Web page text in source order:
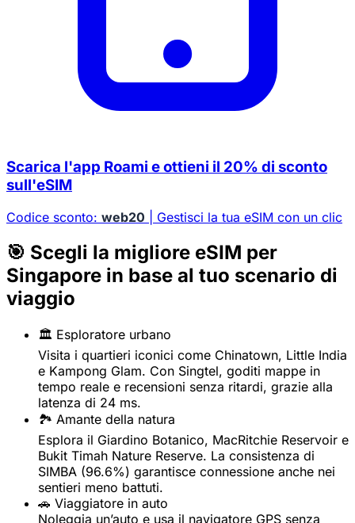
Scarica l'app Roami e ottieni il 20% di sconto
sull'eSIM
Codice sconto: web20 | Gestisci la tua eSIM con un clic
🎯 Scegli la migliore eSIM per
Singapore in base al tuo scenario di
viaggio
🏛️ Esploratore urbano
Visita i quartieri iconici come Chinatown, Little India
e Kampong Glam. Con Singtel, goditi mappe in
tempo reale e recensioni senza ritardi, grazie alla
latenza di 24 ms.
🏞️ Amante della natura
Esplora il Giardino Botanico, MacRitchie Reservoir e
Bukit Timah Nature Reserve. La consistenza di
SIMBA (96.6%) garantisce connessione anche nei
sentieri meno battuti.
🚗 Viaggiatore in auto
Noleggia un’auto e usa il navigatore GPS senza